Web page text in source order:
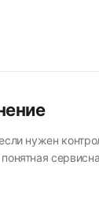
нужен